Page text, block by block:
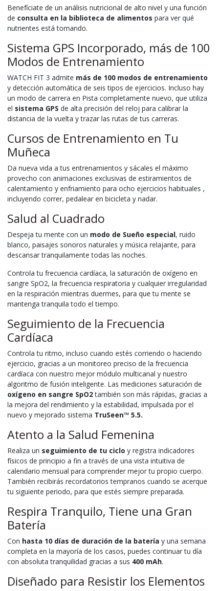
Benefíciate de un análisis nutricional de alto nivel y una función
de consulta en la biblioteca de alimentos para ver qué
nutrientes está tomando.
Sistema GPS Incorporado, más de 100
Modos de Entrenamiento
WATCH FIT 3 admite más de 100 modos de entrenamiento
y detección automática de seis tipos de ejercicios. Incluso hay
un modo de carrera en Pista completamente nuevo, que utiliza
el sistema GPS de alta precisión del reloj para calibrar la
distancia de la vuelta y trazar las rutas de tus carreras.
Cursos de Entrenamiento en Tu
Muñeca
Da nueva vida a tus entrenamientos y sácales el máximo
provecho con animaciones exclusivas de estiramientos de
calentamiento y enfriamiento para ocho ejercicios habituales ,
incluyendo correr, pedalear en bicicleta y nadar.
Salud al Cuadrado
Despeja tu mente con un modo de Sueño especial, ruido
blanco, paisajes sonoros naturales y música relajante, para
descansar tranquilamente todas las noches.
Controla tu frecuencia cardíaca, la saturación de oxígeno en
sangre SpO2, la frecuencia respiratoria y cualquier irregularidad
en la respiración mientras duermes, para que tu mente se
mantenga tranquila todo el tiempo.
Seguimiento de la Frecuencia
Cardíaca
Controla tu ritmo, incluso cuando estés corriendo o haciendo
ejercicio, gracias a un monitoreo preciso de la frecuencia
cardíaca con nuestro mejor módulo multicanal y nuestro
algoritmo de fusión inteligente. Las mediciones saturación de
oxígeno en sangre SpO2también son más rápidas, gracias a
la mejora del rendimiento y la estabilidad, impulsada por el
nuevo y mejorado sistema TruSeen™ 5.5.
Atento a la Salud Femenina
Realiza un seguimiento de tu ciclo y registra indicadores
físicos de principio a fin a través de una vista intuitiva de
calendario mensual para comprender mejor tu propio cuerpo.
También recibirás recordatorios tempranos cuando se acerque
tu siguiente periodo, para que estés siempre preparada.
Respira Tranquilo, Tiene una Gran
Batería
Con hasta 10 días de duración de la batería y una semana
completa en la mayoría de los casos, puedes continuar tu día
con absoluta tranquilidad gracias a sus 400 mAh.
Diseñado para Resistir los Elementos